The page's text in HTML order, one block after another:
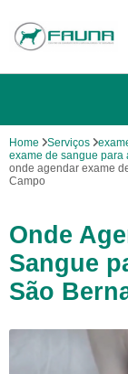
Home Serviços
exame de sangue para
onde agendar exame
Campo
Onde
Sangue
São